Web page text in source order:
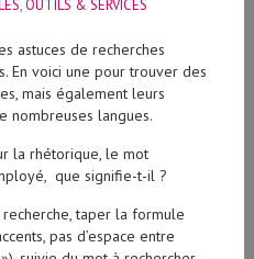
,OUTILS & SERVICES
astuces de recherches
En voici une pour trouver des
mais également leurs
nombreuses langues.
la rhétorique, le mot
que signifie-t-il ?
taper la formule
pas d’espace entre